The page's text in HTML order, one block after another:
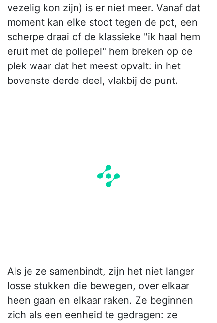
vezelig kon zijn) is er niet meer. Vanaf dat
moment kan elke stoot tegen de pot, een
scherpe draai of de klassieke "ik haal hem
eruit met de pollepel" hem breken op de
plek waar dat het meest opvalt: in het
bovenste derde deel, vlakbij de punt.
Als je ze samenbindt, zijn het niet langer
losse stukken die bewegen, over elkaar
heen gaan en elkaar raken. Ze beginnen
zich als een eenheid te gedragen: ze